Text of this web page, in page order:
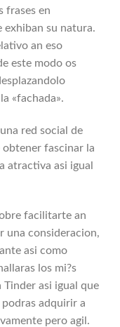
frases en
exhiban su natura.
an eso
este modo os
«fachada».
red social de
fascinar la
atractiva asi­ igual
facilitarte an
una consideracion,
asi­ como
los mi?s
Tinder asi­ igual que
adquirir a
pero agil.